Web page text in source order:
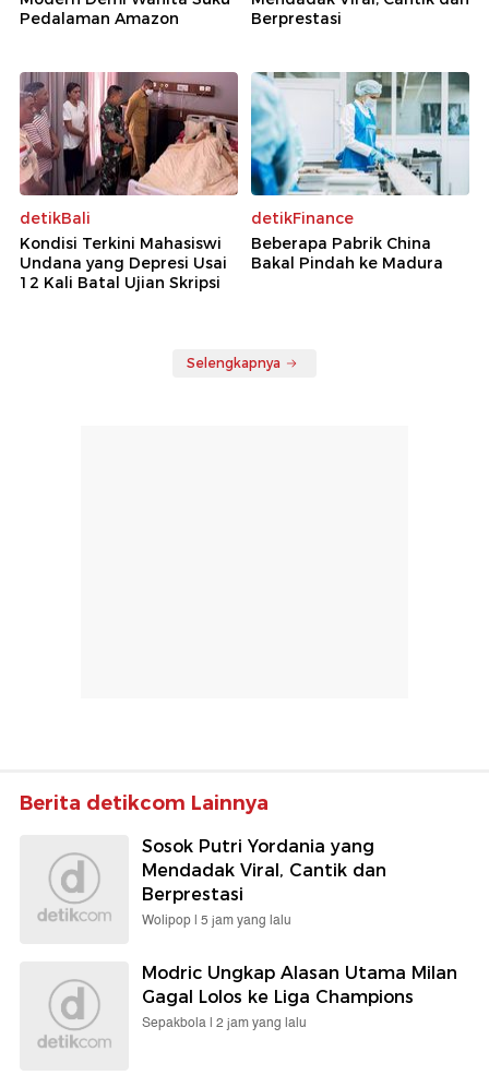
Pedalaman Amazon
Berprestasi
detikBali
Kondisi Terkini Mahasiswi
Undana yang Depresi Usai
12 Kali Batal Ujian Skripsi
detikFinance
Beberapa Pabrik China
Bakal Pindah ke Madura
Selengkapnya
Berita detikcom Lainnya
Sosok Putri Yordania yang
Mendadak Viral, Cantik dan
Berprestasi
Wolipop | 5 jam yang lalu
Modric Ungkap Alasan Utama Milan
Gagal Lolos ke Liga Champions
Sepakbola | 2 jam yang lalu